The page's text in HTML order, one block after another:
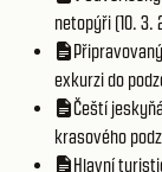
netopýři (10. 3.
exkurzi do
Čeští
krasového
Hlavní